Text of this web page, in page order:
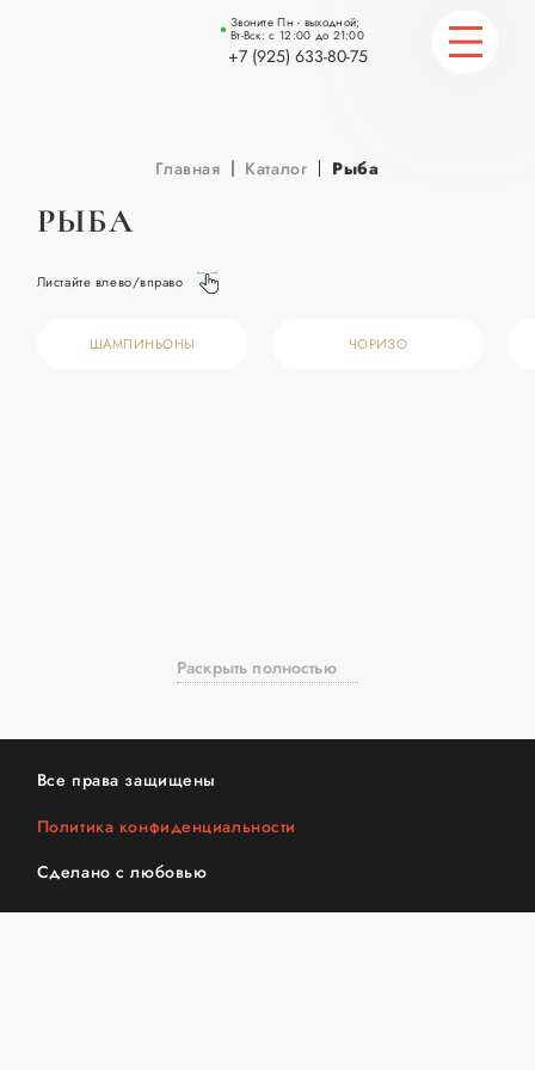
Звоните Пн - выходной;
Вт-Вск: с 12:00 до 21:00
+7 (925) 633-80-75
КАТАЛОГ
Главная Каталог Рыба
РЫБА
Листайте влево/вправо
ШАМПИНЬОНЫ ЧОРИЗО
Раскрыть полностью
Все права защищены
Политика конфиденциальности
Сделано с любовью